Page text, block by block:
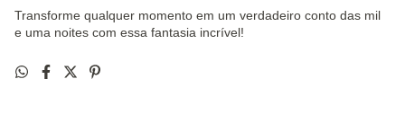
Transforme qualquer momento em um verdadeiro conto das mil
e uma noites com essa fantasia incrível!